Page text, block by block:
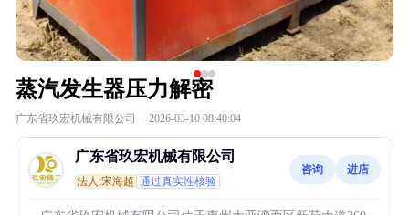
蒸汽发生器压力解密
广东省玖宏机械有限公司 · 2026-03-10 08:40:04
广东省玖宏机械有限公司
法人:宋海超 通过真实性核验
咨询 进店